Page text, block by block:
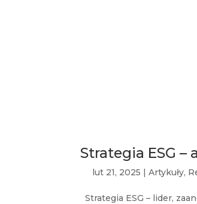
Strategia ESG
lut 21, 2025 |Artykuły,
Strategia ESG – lider,